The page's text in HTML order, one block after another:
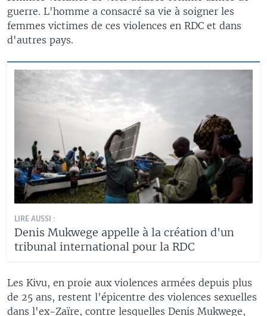
guerre. L'homme a consacré sa vie à soigner les
femmes victimes de ces violences en RDC et dans
d'autres pays.
LIRE AUSSI :
Denis Mukwege appelle à la création d'un
tribunal international pour la RDC
Les Kivu, en proie aux violences armées depuis plus
de 25 ans, restent l'épicentre des violences sexuelles
dans l'ex-Zaïre, contre lesquelles Denis Mukwege,